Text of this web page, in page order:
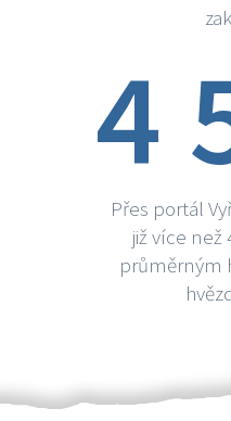
4
Přes portál
již více než
průměrným